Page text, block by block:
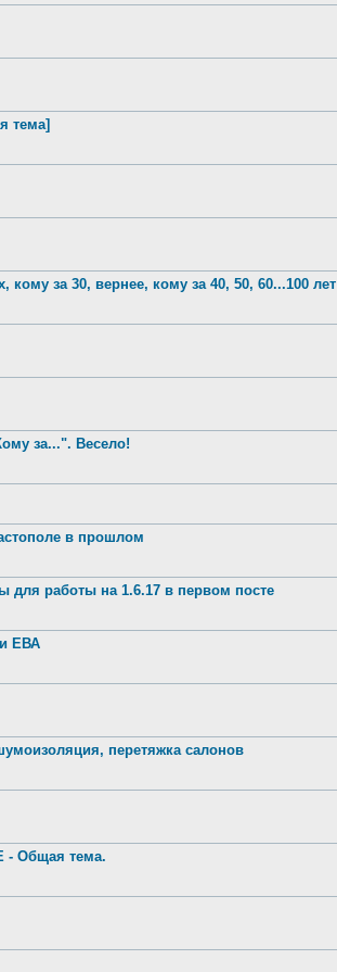
тема]
кому за 30, вернее, кому за 40, 50, 60...100 лет
за...". Весело!
в прошлом
для работы на 1.6.17 в первом посте
ЕВА
перетяжка салонов
Общая тема.